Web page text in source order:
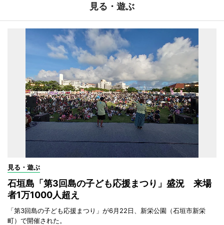
見る・遊ぶ
見る・遊ぶ
石垣島「第3回島の子ども応援まつり」盛況 来場
者1万1000人超え
「第3回島の子ども応援まつり」が6月22日、新栄公園（石垣市新栄
町）で開催された。